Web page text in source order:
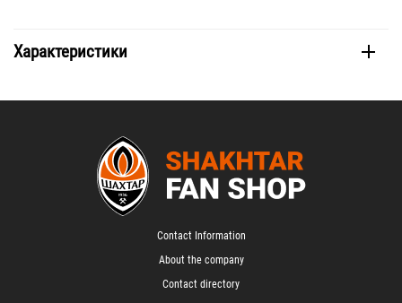
Характеристики
Contact Information
About the company
Contact directory